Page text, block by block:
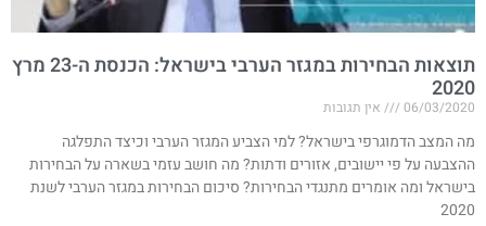
תוצאות הבחירות במגזר הערבי בישראל: הכנסת ה-23 מרץ
2020
06/03/2020 אין תגובות
מה המצב הדמוגרפי בישראל? למי הצביע המגזר הערבי וכיצד התפלגה
ההצבעה על פי יישובים, אזורים ודתות? מה חושב עזמי בשארה על הבחירות
בישראל ומה אומרים מתנגדי הבחירות? סיכום הבחירות במגזר הערבי לשנת
2020